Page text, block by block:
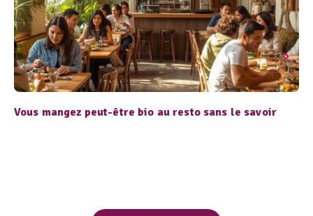
Vous mangez peut-être bio au resto sans le savoir